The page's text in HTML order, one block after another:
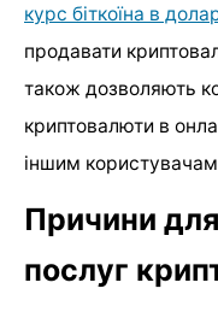
курс біткоїна в
продавати
також дозволяють
криптовалюти в
іншим
Причини
послуг